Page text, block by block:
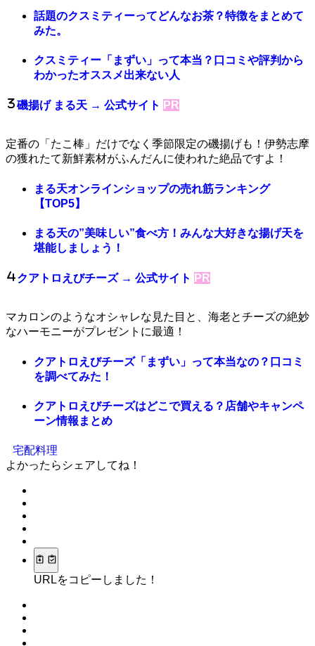
話題のクスミティーってどんなお茶？特徴をまとめて
みた。
クスミティー「まずい」って本当？口コミや評判から
わかったオススメ出来ない人
磯揚げ まる天 → 公式サイト PR
定番の「たこ棒」だけでなく季節限定の磯揚げも！伊勢志摩
の獲れたて新鮮素材がふんだんに使われた絶品ですよ！
まる天オンラインショップの売れ筋ランキング
【TOP5】
まる天の”美味しい”食べ方！みんな大好きな揚げ天を
堪能しましょう！
クアトロえびチーズ → 公式サイト PR
マカロンのようなオシャレな見た目と、海老とチーズの絶妙
なハーモニーがプレゼントに最適！
クアトロえびチーズ「まずい」って本当なの？口コミ
を調べてみた！
クアトロえびチーズはどこで買える？店舗やキャンペ
ーン情報まとめ
宅配料理
よかったらシェアしてね！
URLをコピーしました！